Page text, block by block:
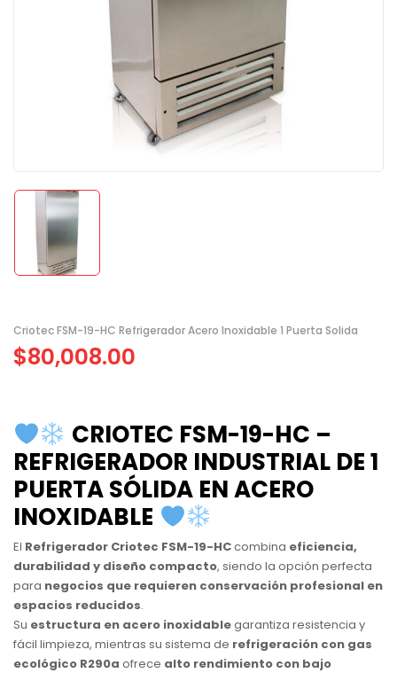
Criotec FSM-19-HC Refrigerador Acero Inoxidable 1 Puerta Solida
$80,008.00
CRIOTEC FSM-19-HC –
REFRIGERADOR INDUSTRIAL DE 1
PUERTA SÓLIDA EN ACERO
INOXIDABLE
El Refrigerador Criotec FSM-19-HCcombina eficiencia,
durabilidad y diseño compacto, siendo la opción perfecta
para negocios que requieren conservación profesional en
espacios reducidos.
Su estructura en acero inoxidablegarantiza resistencia y
fácil limpieza, mientras su sistema de refrigeración con gas
ecológico R290a ofrece alto rendimiento con bajo